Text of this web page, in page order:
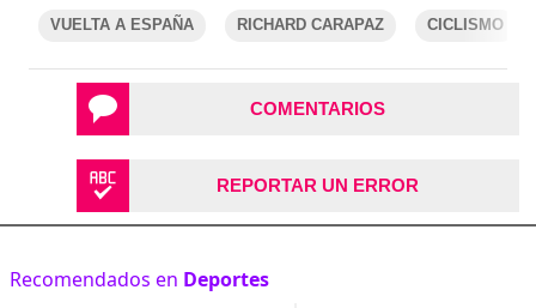
VUELTA A ESPAÑA RICHARD CARAPAZ CICLISMO
COMENTARIOS
REPORTAR UN ERROR
Recomendados en Deportes